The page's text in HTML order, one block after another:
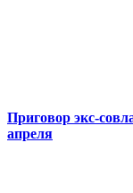
Приговор экс-
апреля